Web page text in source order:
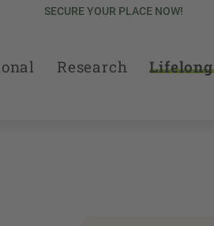
SECURE YOUR PLACE NOW!
Research